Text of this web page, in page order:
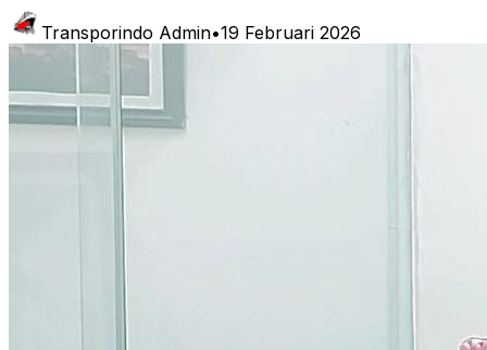
Transporindo Admin•19 Februari 2026